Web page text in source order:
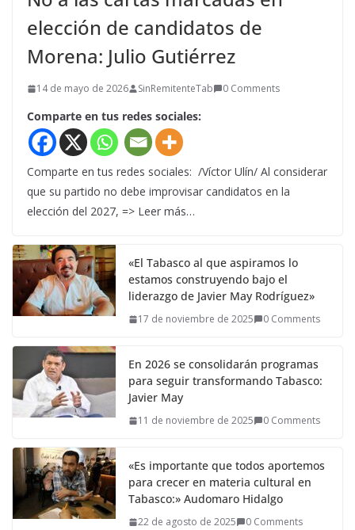
elección de candidatos de
Morena: Julio Gutiérrez
14 de mayo de 2026 SinRemitenteTab 0 Comments
Comparte en tus redes sociales:
Comparte en tus redes sociales: /Víctor Ulín/ Al considerar
que su partido no debe improvisar candidatos en la
elección del 2027, => Leer más…
«El Tabasco al que aspiramos lo
estamos construyendo bajo el
liderazgo de Javier May Rodríguez»
17 de noviembre de 2025 0 Comments
En 2026 se consolidarán programas
para seguir transformando Tabasco:
Javier May
11 de noviembre de 2025 0 Comments
«Es importante que todos aportemos
para crecer en materia cultural en
Tabasco:» Audomaro Hidalgo
22 de agosto de 2025 0 Comments